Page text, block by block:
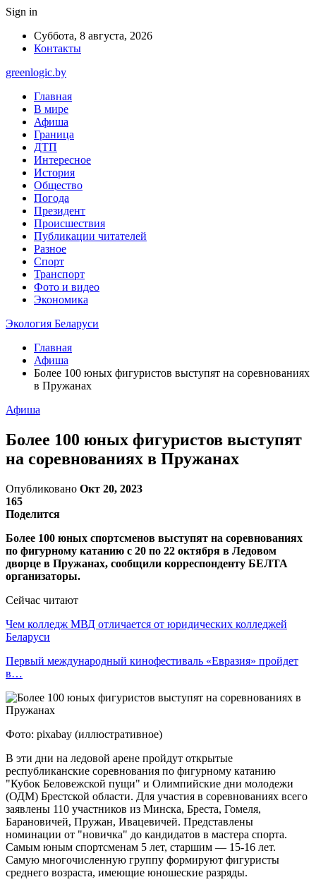
Sign in
Суббота, 8 августа, 2026
Контакты
greenlogic.by
Главная
В мире
Афиша
Граница
ДТП
Интересное
История
Общество
Погода
Президент
Происшествия
Публикации читателей
Разное
Спорт
Транспорт
Фото и видео
Экономика
Экология Беларуси
Главная
Афиша
Более 100 юных фигуристов выступят на соревнованиях
в Пружанах
Афиша
Более 100 юных фигуристов выступят
на соревнованиях в Пружанах
Опубликовано Окт 20, 2023
165
Поделится
Более 100 юных спортсменов выступят на соревнованиях
по фигурному катанию с 20 по 22 октября в Ледовом
дворце в Пружанах, сообщили корреспонденту БЕЛТА
организаторы.
Сейчас читают
Чем колледж МВД отличается от юридических колледжей
Беларуси
Первый международный кинофестиваль «Евразия» пройдет
в…
Фото: pixabay (иллюстративное)
В эти дни на ледовой арене пройдут открытые
республиканские соревнования по фигурному катанию
"Кубок Беловежской пущи" и Олимпийские дни молодежи
(ОДМ) Брестской области. Для участия в соревнованиях всего
заявлены 110 участников из Минска, Бреста, Гомеля,
Барановичей, Пружан, Ивацевичей. Представлены
номинации от "новичка" до кандидатов в мастера спорта.
Самым юным спортсменам 5 лет, старшим — 15-16 лет.
Самую многочисленную группу формируют фигуристы
среднего возраста, имеющие юношеские разряды.